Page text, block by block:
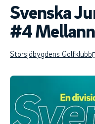
Svenska
#4
Storsjöbygdens Golfklubb